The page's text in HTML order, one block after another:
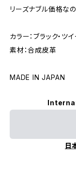
リーズナブル価格な
カラー：ブラック・ツ
素材：合成皮革
MADE IN JAPAN
日